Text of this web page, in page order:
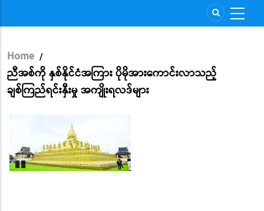
Breadcrumb
Home /
ညီအစ်ကို နှစ်နိုင်ငံအကြား ပိုမိုအားကောင်းလာသည့်
ချစ်ကြည်ရင်းနှီးမှု အကျိုးရလဒ်များ